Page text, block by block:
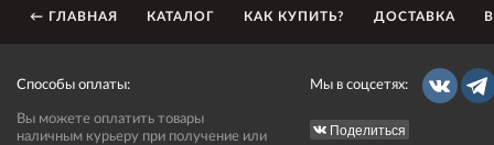
← ГЛАВНАЯ КАТАЛОГ КАК КУПИТЬ? ДОСТАВКА
Способы оплаты:
Вы можете оплатить товары
наличным курьеру при получение или
Мы в соцсетях:
Поделиться